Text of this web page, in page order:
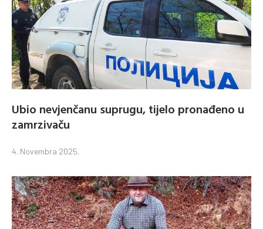
Ubio nevjenčanu suprugu, tijelo pronađeno u
zamrzivaču
4. Novembra 2025.